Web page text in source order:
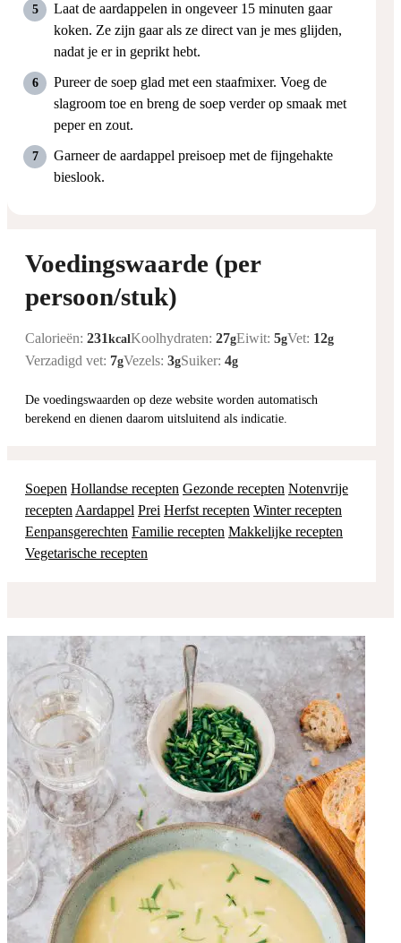
Laat de aardappelen in ongeveer 15 minuten gaar
koken. Ze zijn gaar als ze direct van je mes glijden,
nadat je er in geprikt hebt.
Pureer de soep glad met een staafmixer. Voeg de
slagroom toe en breng de soep verder op smaak met
peper en zout.
Garneer de aardappel preisoep met de fijngehakte
bieslook.
Voedingswaarde (per
persoon/stuk)
Calorieën: 231kcalKoolhydraten: 27gEiwit: 5gVet: 12g
Verzadigd vet: 7gVezels: 3gSuiker: 4g
De voedingswaarden op deze website worden automatisch
berekend en dienen daarom uitsluitend als indicatie.
Soepen Hollandse recepten Gezonde recepten Notenvrije
recepten Aardappel Prei Herfst recepten Winter recepten
Eenpansgerechten Familie recepten Makkelijke recepten
Vegetarische recepten